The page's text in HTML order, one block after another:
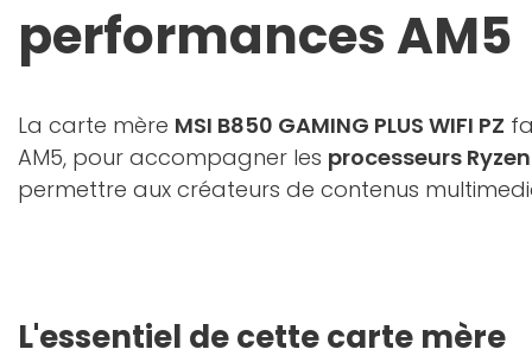
performances AM5
La carte mère MSI B850 GAMING PLUS WIFI PZ
AM5, pour accompagner les processeurs
permettre aux créateurs de contenus
L'essentiel de cette carte mère